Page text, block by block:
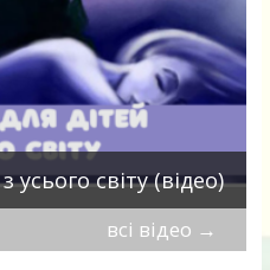
усього світу (відео)
всі відео →